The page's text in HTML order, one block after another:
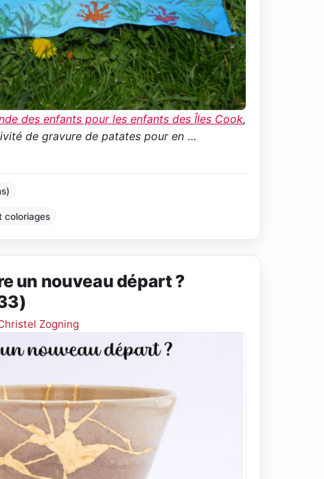
des enfants pour les enfants des Îles Cook,
de gravure de patates pour en …
coloriages
un nouveau départ ?
Zogning